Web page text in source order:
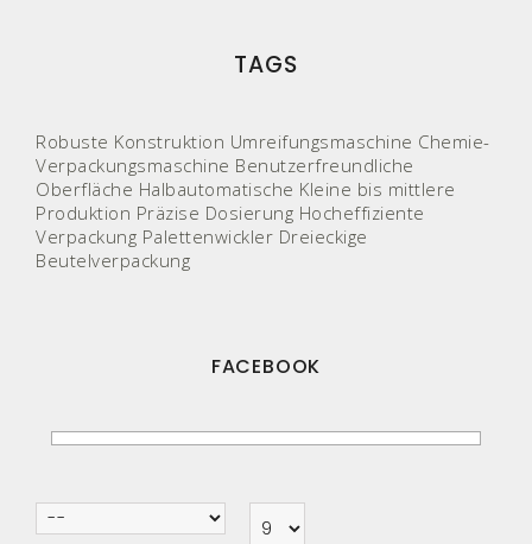
TAGS
Robuste Konstruktion Umreifungsmaschine Chemie-
Verpackungsmaschine Benutzerfreundliche
Oberfläche Halbautomatische Kleine bis mittlere
Produktion Präzise Dosierung Hocheffiziente
Verpackung Palettenwickler Dreieckige
Beutelverpackung
FACEBOOK